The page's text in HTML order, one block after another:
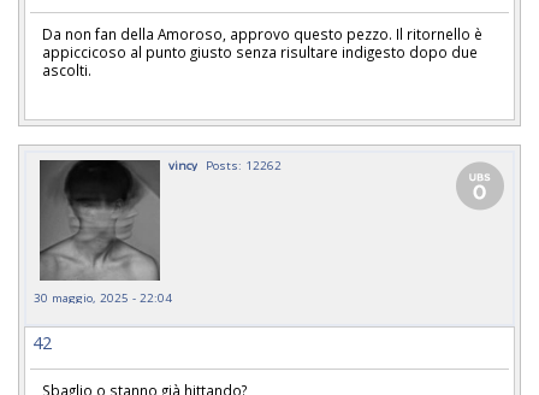
Da non fan della Amoroso, approvo questo pezzo. Il ritornello è
appiccicoso al punto giusto senza risultare indigesto dopo due
ascolti.
vincy Posts: 12262
30 maggio, 2025 - 22:04
42
Sbaglio o stanno già hittando?